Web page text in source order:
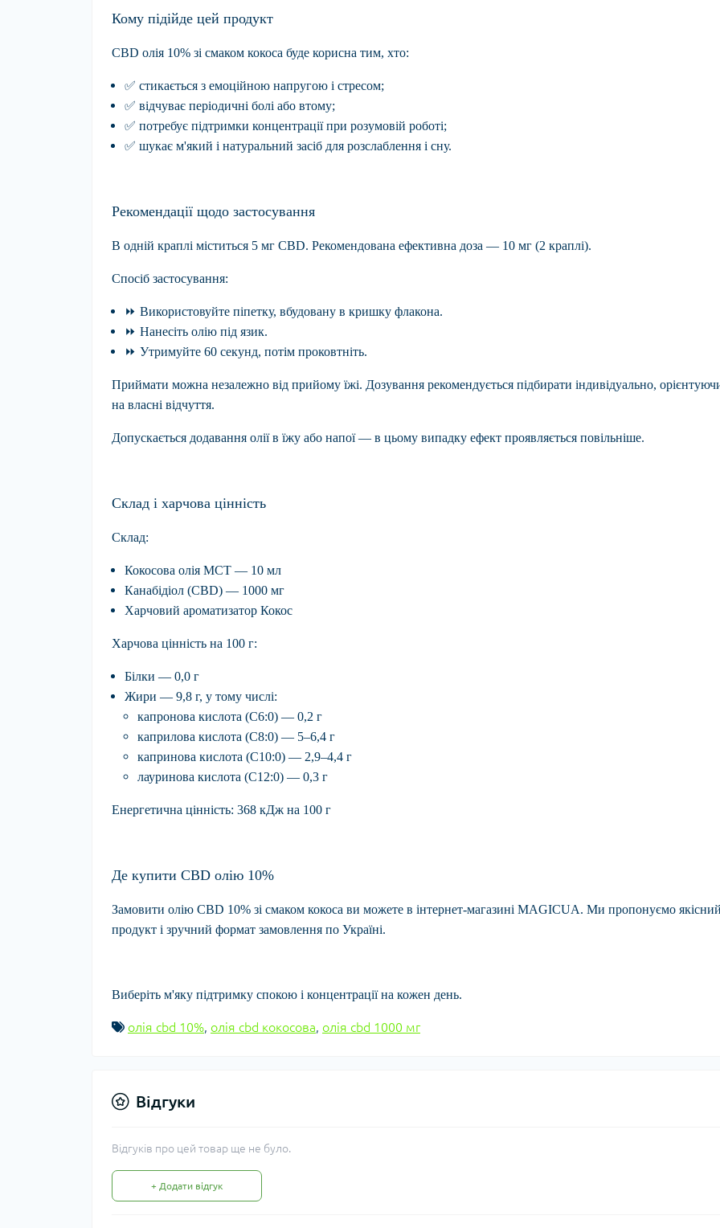
Кому підійде цей продукт
CBD олія 10% зі смаком кокоса буде корисна тим, хто:
✅ стикається з емоційною напругою і стресом;
✅ відчуває періодичні болі або втому;
✅ потребує підтримки концентрації при розумовій роботі;
✅ шукає м'який і натуральний засіб для розслаблення і сну.
Рекомендації щодо застосування
В одній краплі міститься 5 мг CBD. Рекомендована ефективна доза — 10 мг (2 краплі).
Спосіб застосування:
⏩ Використовуйте піпетку, вбудовану в кришку флакона.
⏩ Нанесіть олію під язик.
⏩ Утримуйте 60 секунд, потім проковтніть.
Приймати можна незалежно від прийому їжі. Дозування рекомендується підбирати індивідуально,
на власні відчуття.
Допускається додавання олії в їжу або напої — в цьому випадку ефект проявляється повільніше.
Склад і харчова цінність
Склад:
Кокосова олія MCT — 10 мл
Канабідіол (CBD) — 1000 мг
Харчовий ароматизатор Кокос
Харчова цінність на 100 г:
Білки — 0,0 г
Жири — 9,8 г, у тому числі:
капронова кислота (C6:0) — 0,2 г
каприлова кислота (C8:0) — 5–6,4 г
капринова кислота (C10:0) — 2,9–4,4 г
лауринова кислота (C12:0) — 0,3 г
Енергетична цінність: 368 кДж на 100 г
Де купити CBD олію 10%
Замовити олію CBD 10% зі смаком кокоса ви можете в інтернет-магазині MAGICUA. Ми пропонуємо
продукт і зручний формат замовлення по Україні.
Виберіть м'яку підтримку спокою і концентрації на кожен день.
олія cbd 10%, олія cbd кокосова, олія cbd 1000 мг
Відгуки
Відгуків про цей товар ще не було.
+ Додати відгук